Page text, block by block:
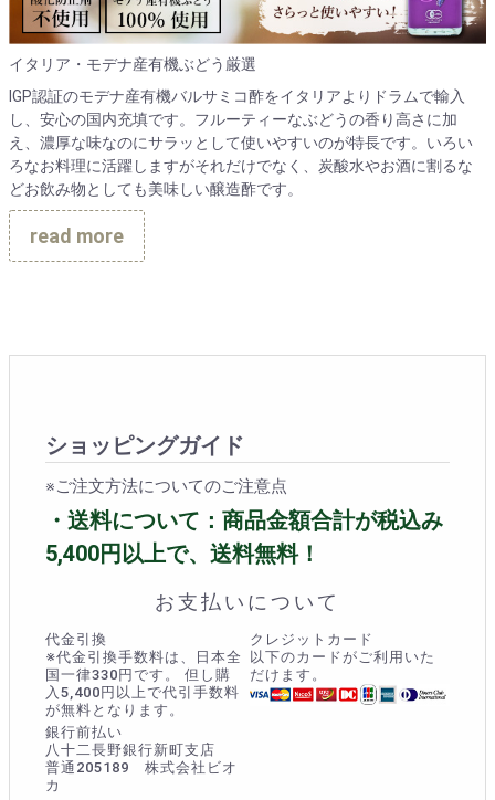
イタリア・モデナ産有機ぶどう厳選
IGP認証のモデナ産有機バルサミコ酢をイタリアよりドラムで輸入
し、安心の国内充填です。フルーティーなぶどうの香り高さに加
え、濃厚な味なのにサラッとして使いやすいのが特長です。いろい
ろなお料理に活躍しますがそれだけでなく、炭酸水やお酒に割るな
どお飲み物としても美味しい醸造酢です。
read more
ショッピングガイド
※ご注文方法についてのご注意点
・送料について：商品金額合計が税込み
5,400円以上で、送料無料！
お支払いについて
代金引換
※代金引換手数料は、日本全
国一律330円です。 但し購
入5,400円以上で代引手数料
が無料となります。
クレジットカード
以下のカードがご利用いた
だけます。
銀行前払い
八十二長野銀行新町支店
普通205189 株式会社ビオ
カ